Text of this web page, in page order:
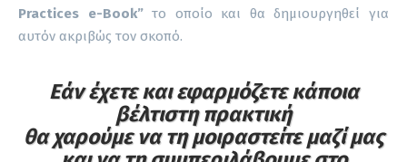
Practices e-Book”το οποίο και θα δημιουργηθεί για
αυτόν ακριβώς τον σκοπό.
Εάν έχετε και εφαρμόζετε κάποια
βέλτιστη πρακτική
θα χαρούμε να τη μοιραστείτε μαζί μας